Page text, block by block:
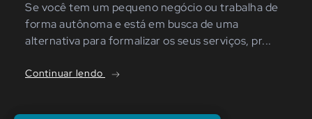
Se você tem um pequeno negócio ou trabalha de
forma autônoma e está em busca de uma
alternativa para formalizar os seus serviços, pr...
Continuar lendo